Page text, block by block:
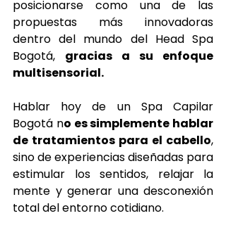
posicionarse como una de las
propuestas más innovadoras
dentro del mundo del Head Spa
Bogotá, gracias a su enfoque
multisensorial.
Hablar hoy de un Spa Capilar
Bogotá no es simplemente hablar
de tratamientos para el cabello,
sino de experiencias diseñadas para
estimular los sentidos, relajar la
mente y generar una desconexión
total del entorno cotidiano.